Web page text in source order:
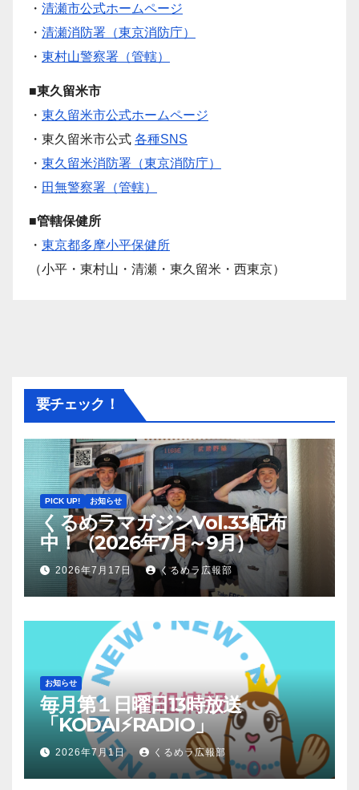
・ 清瀬市公式ホームページ
・ 清瀬消防署（東京消防庁）
・ 東村山警察署（管轄）
■東久留米市
・ 東久留米市公式ホームページ
・東久留米市公式 各種SNS
・ 東久留米消防署（東京消防庁）
・ 田無警察署（管轄）
■管轄保健所
・ 東京都多摩小平保健所
（小平・東村山・清瀬・東久留米・西東京）
要チェック！
PICK UP! お知らせ
くるめラマガジンVol.33配布
中！（2026年7月～9月）
2026年7月17日 くるめラ広報部
お知らせ
毎月第１日曜日13時放送
「KODAI⚡RADIO」
2026年7月1日 くるめラ広報部